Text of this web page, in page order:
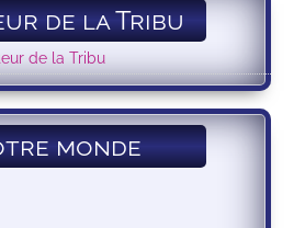
de la Tribu
de la Tribu
monde